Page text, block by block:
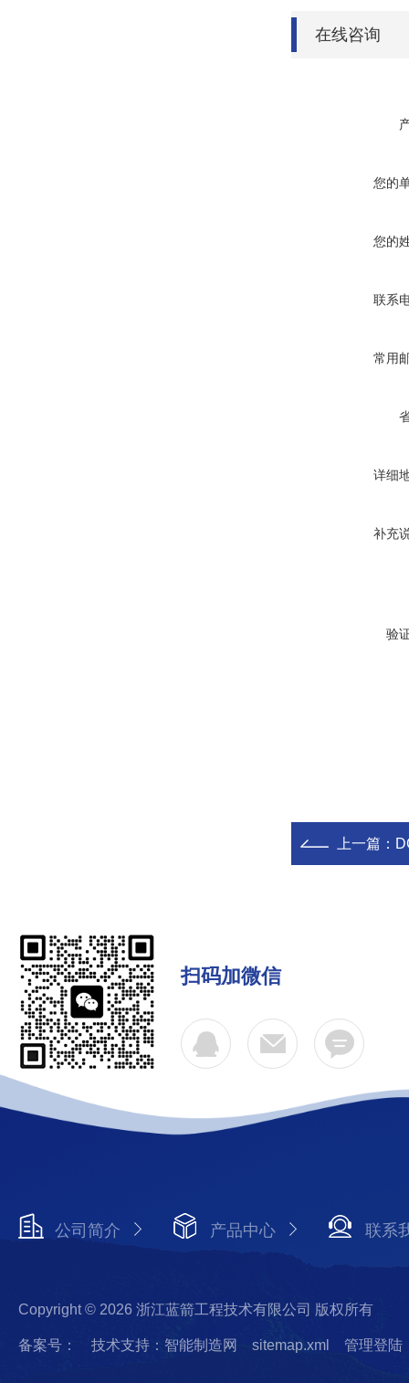
在线咨询
您的
您的
联系
常用
详细
补充
验
上一篇：
扫码加微信
公司简介 产品中心 联系
Copyright © 2026 浙江蓝箭工程技术有限公司 版权所有
备案号： 技术支持：智能制造网 sitemap.xml 管理登陆